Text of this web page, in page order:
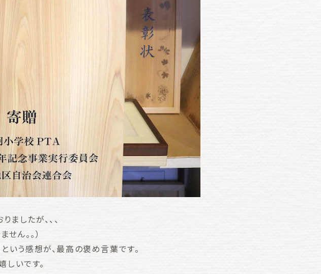
したが、、、
ん。。）
いう感想が、最高の褒め言葉です。
いです。